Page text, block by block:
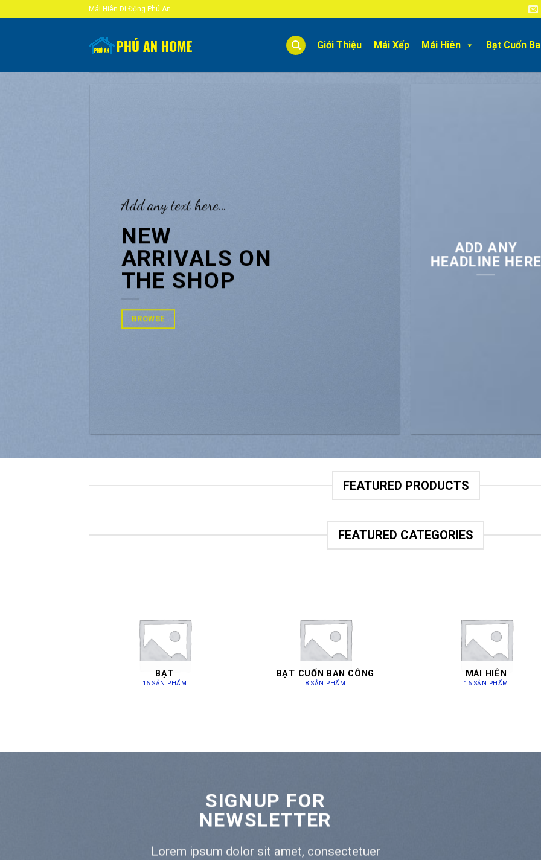
to
Mái Hiên Di Động Phú An
Giới Thiệu Mái Xếp Mái Hiên Bạt Cuốn
Add any text here…
NEW
ARRIVALS ON
THE SHOP
BROWSE
ADD ANY
HEADLINE HERE
FEATURED PRODUCTS
FEATURED CATEGORIES
BẠT
16 SẢN PHẨM
BẠT CUỐN BAN CÔNG
8 SẢN PHẨM
MÁI HIÊN
16 SẢN PHẨM
SIGNUP FOR
NEWSLETTER
Lorem ipsum dolor sit amet, consectetuer